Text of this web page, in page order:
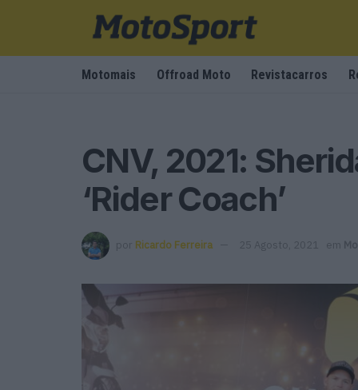
Motomais Offroad Moto Revistacarros
CNV, 2021:
‘Rider Coach’
por Ricardo Ferreira 25 Agosto, 2021 em